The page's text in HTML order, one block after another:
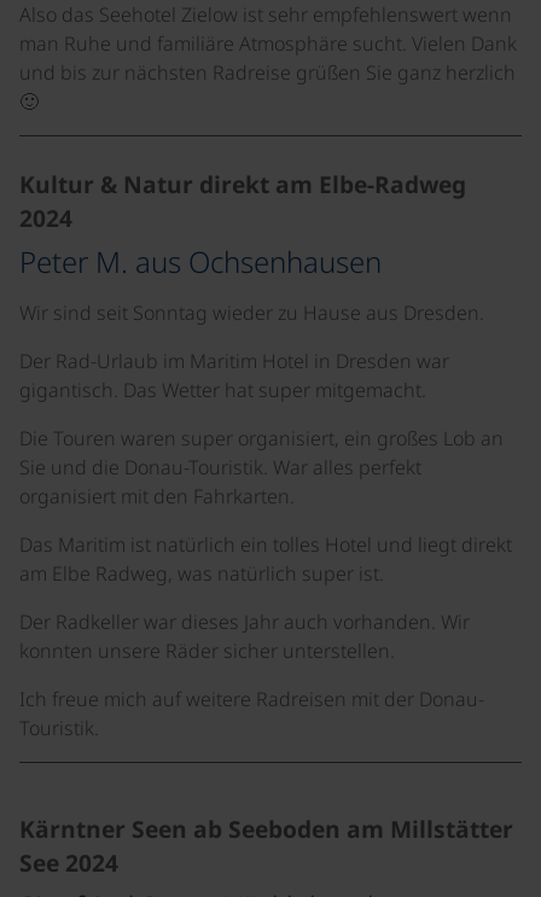
Also das Seehotel Zielow ist sehr empfehlenswert wenn
man Ruhe und familiäre Atmosphäre sucht. Vielen Dank
und bis zur nächsten Radreise grüßen Sie ganz herzlich
🙂
Kultur & Natur direkt am Elbe-Radweg
2024
Peter M. aus Ochsenhausen
Wir sind seit Sonntag wieder zu Hause aus Dresden.
Der Rad-Urlaub im Maritim Hotel in Dresden war
gigantisch. Das Wetter hat super mitgemacht.
Die Touren waren super organisiert, ein großes Lob an
Sie und die Donau-Touristik. War alles perfekt
organisiert mit den Fahrkarten.
Das Maritim ist natürlich ein tolles Hotel und liegt direkt
am Elbe Radweg, was natürlich super ist.
Der Radkeller war dieses Jahr auch vorhanden. Wir
konnten unsere Räder sicher unterstellen.
Ich freue mich auf weitere Radreisen mit der Donau-
Touristik.
Kärntner Seen ab Seeboden am Millstätter
See 2024